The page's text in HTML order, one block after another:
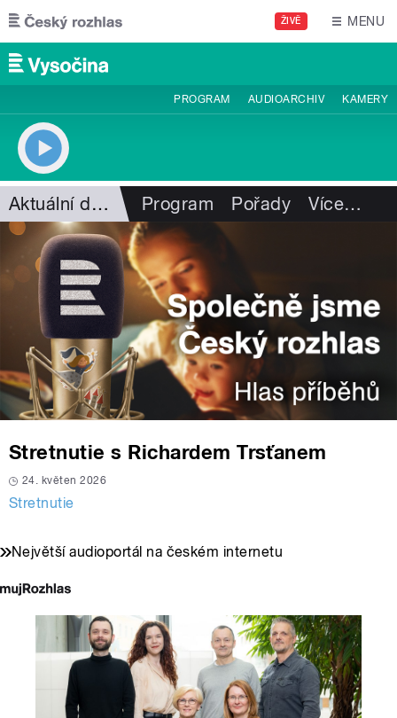
Přejít k hlavnímu obsahu
ŽIVĚ MENU
PROGRAM AUDIOARCHIV KAMERY
Aktuální dění Program Pořady Více…
Stretnutie s Richardem Trsťanem
24. květen 2026
Stretnutie
Největší audioportál na českém internetu